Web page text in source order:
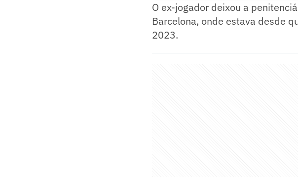
O ex-jogador deixou a
Barcelona, onde estava desde
2023.